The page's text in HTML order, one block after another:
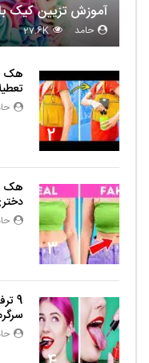
آموزش تزیین کیک با 11 روش
حامد 27.6K
2
هک
3
هک
9